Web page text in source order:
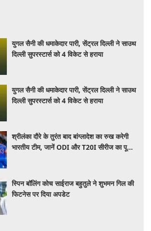
युगल सैनी की धमाकेदार पारी, सेंट्रल दिल्ली ने साउथ
दिल्ली सुपरस्टार्स को 4 विकेट से हराया
युगल सैनी की धमाकेदार पारी, सेंट्रल दिल्ली ने साउथ
दिल्ली सुपरस्टार्स को 4 विकेट से हराया
श्रीलंका दौरे के तुरंत बाद बांग्लादेश का रुख करेगी
भारतीय टीम, जानें ODI और T20I सीरीज का पूरा
स्पिन बॉलिंग कोच साईराज बहुतुले ने शुभमन गिल की
फिटनेस पर दिया अपडेट